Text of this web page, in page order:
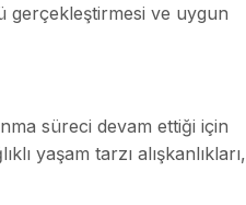
gerçekleştirmesi ve uygun
süreci devam ettiği için
yaşam tarzı alışkanlıkları,